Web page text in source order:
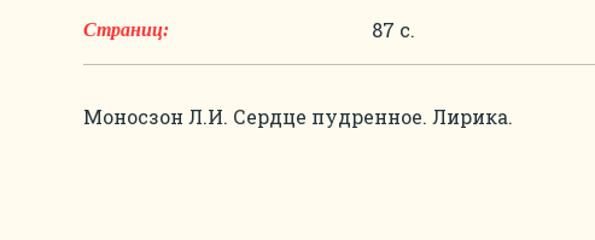
Страниц: 87 с.
Моносзон Л.И. Сердце пудренное. Лирика.